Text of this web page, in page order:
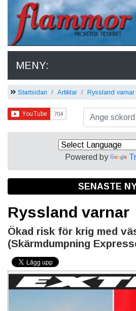
MENY:
Startsidan Artiklar Ryssland varnar
Powered by
SENASTE
Ryssland varnar
Ökad risk för krig med
(Skärmdumpning